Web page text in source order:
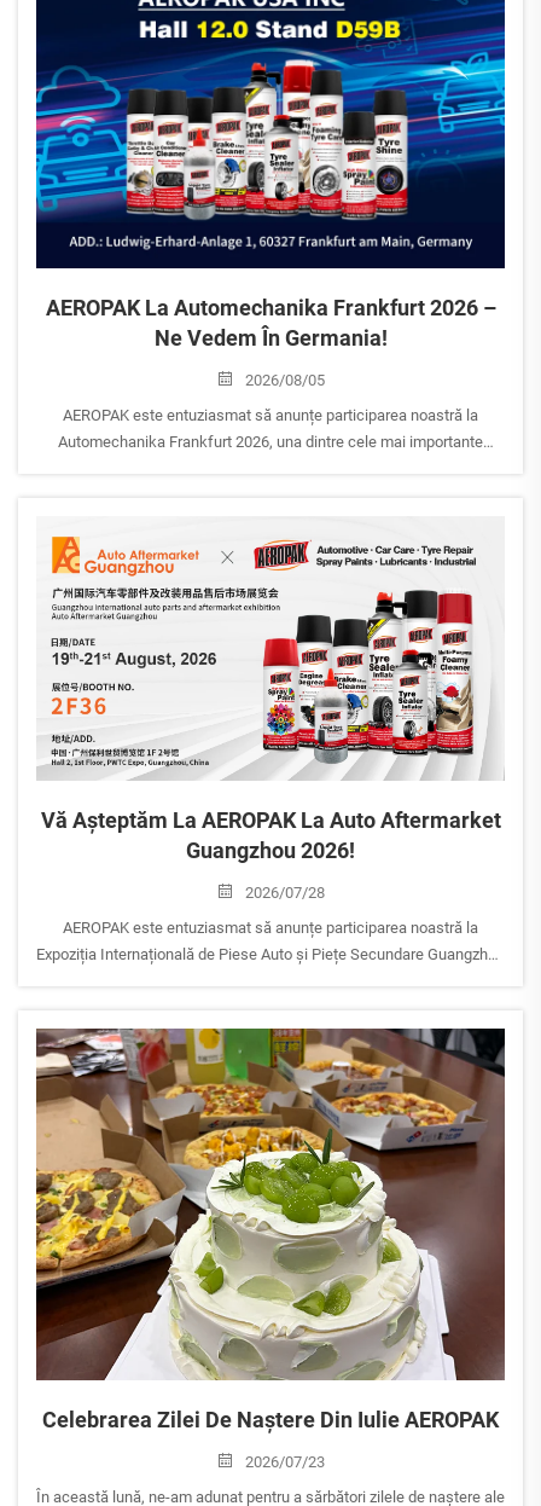
AEROPAK La Automechanika Frankfurt 2026 –
Ne Vedem În Germania!
2026/08/05
AEROPAK este entuziasmat să anunțe participarea noastră la
Automechanika Frankfurt 2026, una dintre cele mai importante
Vă Așteptăm La AEROPAK La Auto Aftermarket
Guangzhou 2026!
2026/07/28
AEROPAK este entuziasmat să anunțe participarea noastră la
Expoziția Internațională de Piese Auto și Piețe Secundare Guangzhou
pentru întreținerea autovehiculelor, uz casnic și sp...
Celebrarea Zilei De Naștere Din Iulie AEROPAK
2026/07/23
În această lună, ne-am adunat pentru a sărbători zilele de naștere ale